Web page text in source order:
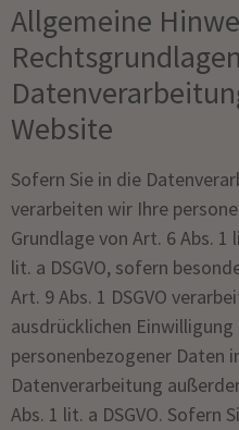
Allgemeine
Website
Sofern Sie in die
verarbeiten wir Ihre
Grundlage von Art. 6 Abs. 1
lit. a DSGVO, sofern
Art. 9 Abs. 1 DSGVO
ausdrücklichen
personenbezogener
Datenverarbeitung
Abs. 1 lit. a DSGVO. Sofern